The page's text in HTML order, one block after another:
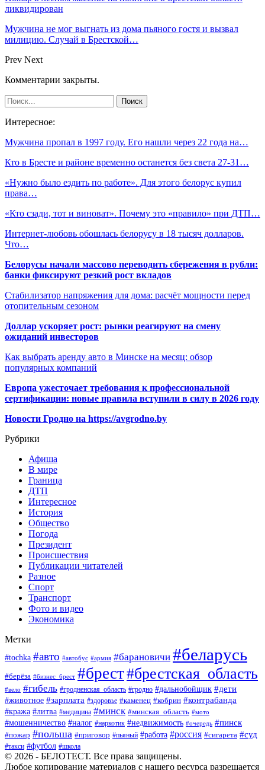
ликвидирован
Мужчина не мог выгнать из дома пьяного гостя и вызвал
милицию. Случай в Брестской…
Prev Next
Комментарии закрыты.
Интересное:
Мужчина пропал в 1997 году. Его нашли через 22 года на…
Кто в Бресте и районе временно останется без света 27-31…
«Нужно было ездить по работе». Для этого белорус купил
права…
«Кто сзади, тот и виноват». Почему это «правило» при ДТП…
Интернет-любовь обошлась белорусу в 18 тысяч долларов.
Что…
Белорусы начали массово переводить сбережения в рубли:
банки фиксируют резкий рост вкладов
Стабилизатор напряжения для дома: расчёт мощности перед
отопительным сезоном
Доллар ускоряет рост: рынки реагируют на смену
ожиданий инвесторов
Как выбрать аренду авто в Минске на месяц: обзор
популярных компаний
Европа ужесточает требования к профессиональной
сертификации: новые правила вступили в силу в 2026 году
Новости Гродно на https://avgrodno.by
Рубрики
Афиша
В мире
Граница
ДТП
Интересное
История
Общество
Погода
Президент
Происшествия
Публикации читателей
Разное
Спорт
Транспорт
Фото и видео
Экономика
Метки
#tochka #авто #автобус #армия #барановичи #беларусь
#берёза #бизнес_брест #брест#брестская_область
#вело #гибель #гродненская_область #гродно #дальнобойщик #дети
#животное #зарплата #здоровье #каменец #кобрин #контрабанда
#кража #литва #медицина #минск #минская_область #мото
#мошенничество #налог #наркотик #недвижимость #очередь #пинск
#пожар #польша #приговор #пьяный #работа #россия #сигарета #суд
#такси #футбол #школа
© 2026 - БЕЛОТЕСТ. Все права защищены.
Любое копирование материалов с нашего ресурса разрешается